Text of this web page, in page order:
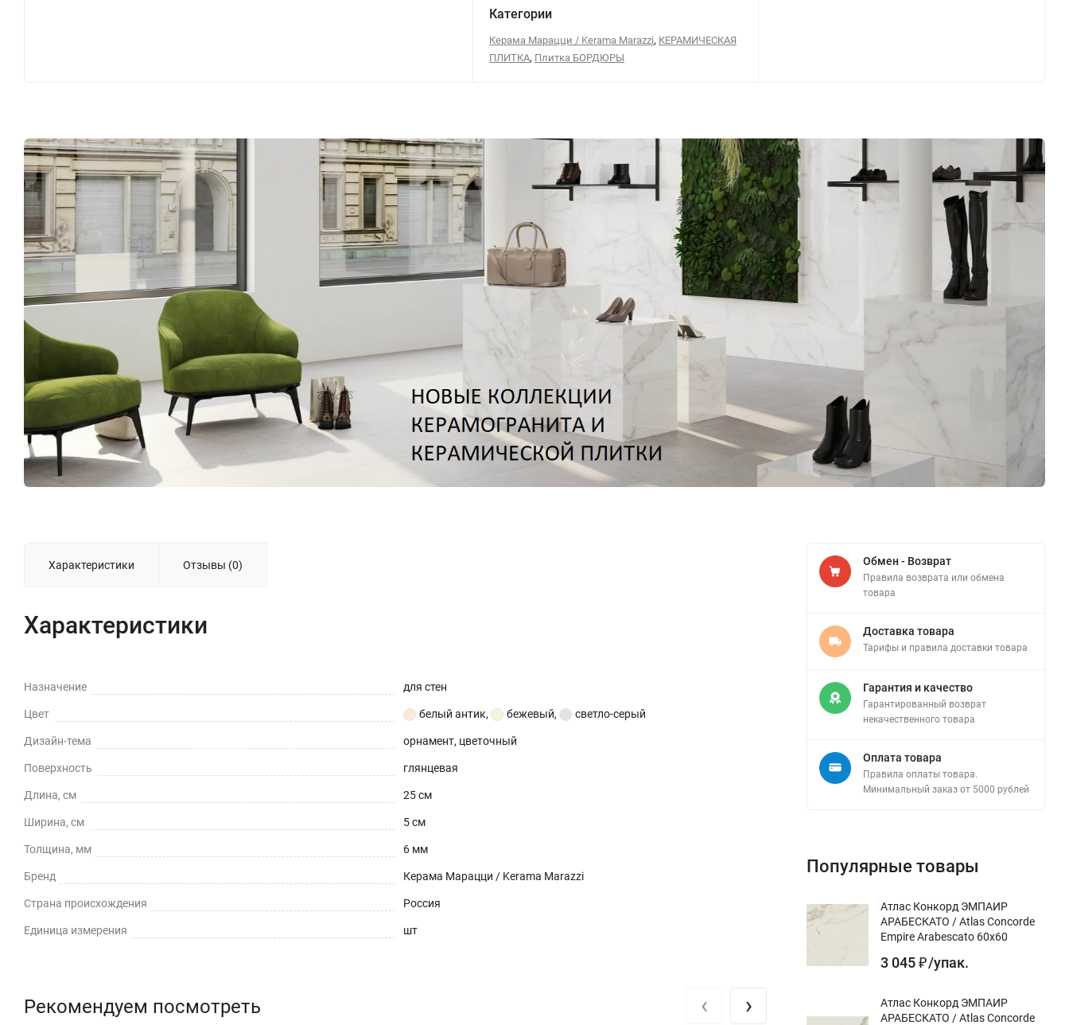
Категории
Керама Марацци / Kerama Marazzi, КЕРАМИЧЕСКАЯ
ПЛИТКА, Плитка БОРДЮРЫ
Характеристики Отзывы (0)
Характеристики
Назначение для стен
Цвет белый антик, бежевый, светло-серый
Дизайн-тема орнамент, цветочный
Поверхность глянцевая
Длина, см 25 см
Ширина, см 5 см
Толщина, мм 6 мм
Бренд Керама Марацци / Kerama Marazzi
Страна происхождения Россия
Единица измерения шт
Рекомендуем посмотреть ‹ ›
Обмен - Возврат
Правила возврата или обмена
товара
Доставка товара
Тарифы и правила доставки товара
Гарантия и качество
Гарантированный возврат
некачественного товара
Оплата товара
Правила оплаты товара.
Минимальный заказ от 5000 рублей
Популярные товары
Атлас Конкорд ЭМПАИР
АРАБЕСКАТО / Atlas Concorde
Empire Arabescato 60x60
3 045 ₽ /упак.
Атлас Конкорд ЭМПАИР
АРАБЕСКАТО / Atlas Concorde